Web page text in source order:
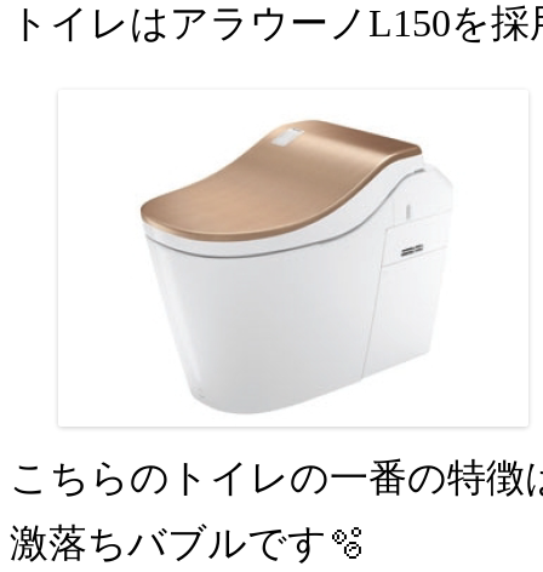
トイレはアラウーノL150を
こちらのトイレの一番の特徴
激落ちバブルです🫧